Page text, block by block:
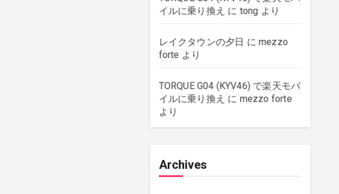
イルに乗り換え に tong より
レイクタウンの夕日 に mezzo
forte より
TORQUE G04 (KYV46) で楽天モバ
イルに乗り換え に mezzo forte
より
Archives